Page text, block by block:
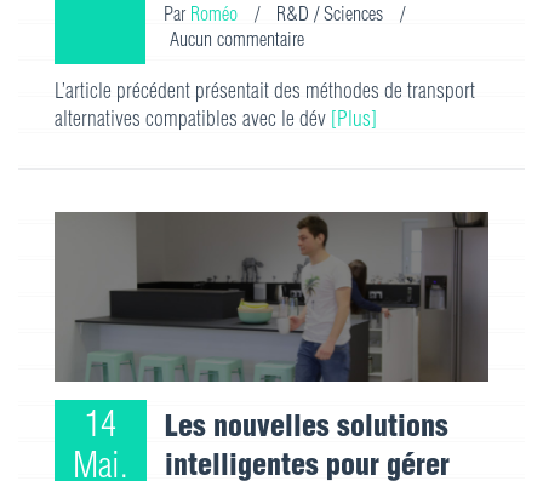
Par Roméo / R&D / Sciences
/
Aucun commentaire
L’article précédent présentait des méthodes de transport
alternatives compatibles avec le dév [Plus]
14
Mai.
Les nouvelles solutions
intelligentes pour gérer